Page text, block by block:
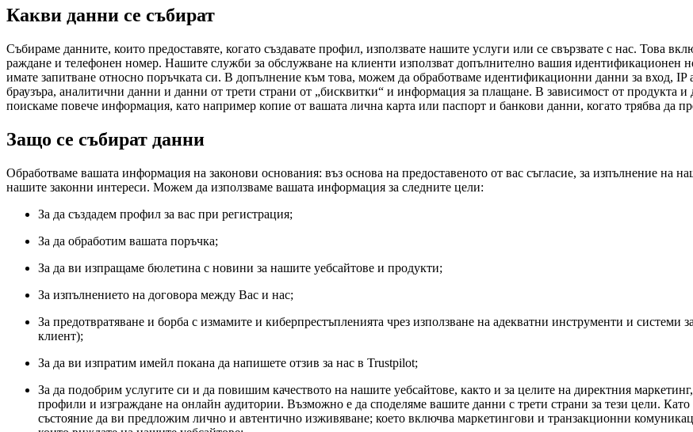
Какви данни се събират
Събираме данните, които предоставяте, когато създавате профил, използвате нашите услуги или се свързвате с нас. Това
раждане и телефонен номер. Нашите служби за обслужване на клиенти използват допълнително вашия идентификационен
имате запитване относно поръчката си. В допълнение към това, можем да обработваме идентификационни данни за вход, IP
браузъра, аналитични данни и данни от трети страни от „бисквитки“ и информация за плащане. В зависимост от продукта
поискаме повече информация, като например копие от вашата лична карта или паспорт и банкови данни, когато трябва да
Защо се събират данни
Обработваме вашата информация на законови основания: въз основа на предоставеното от вас съгласие, за изпълнение на
нашите законни интереси. Можем да използваме вашата информация за следните цели:
За да създадем профил за вас при регистрация;
За да обработим вашата поръчка;
За да ви изпращаме бюлетина с новини за нашите уебсайтове и продукти;
За изпълнението на договора между Вас и нас;
За предотвратяване и борба с измамите и киберпрестъпленията чрез използване на адекватни инструменти и
клиент);
За да ви изпратим имейл покана да напишете отзив за нас в Trustpilot;
За да подобрим услугите си и да повишим качеството на нашите уебсайтове, както и за целите на директния
профили и изграждане на онлайн аудитории. Възможно е да споделяме вашите данни с трети страни за тези цели.
състояние да ви предложим лично и автентично изживяване; което включва маркетингови и транзакционни